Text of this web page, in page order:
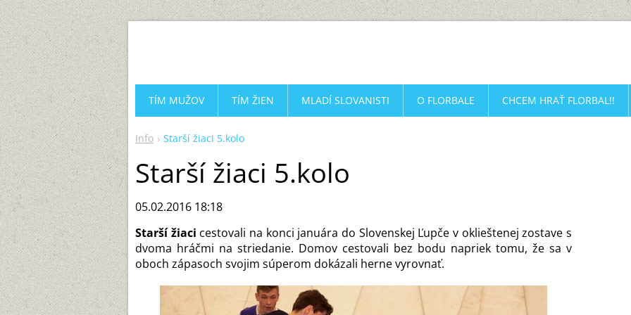
Info Starší žiaci 5.kolo
Starší žiaci 5.kolo
05.02.2016 18:18
Starší žiaci cestovali na konci januára do Slovenskej Ľupče v oklieštenej zostave s
dvoma hráčmi na striedanie. Domov cestovali bez bodu napriek tomu, že sa v
oboch zápasoch svojim súperom dokázali herne vyrovnať.
TÍM MUŽOV TÍM ŽIEN MLADÍ SLOVANISTI O FLORBALE CHCEM HRAŤ FLORBAL!!